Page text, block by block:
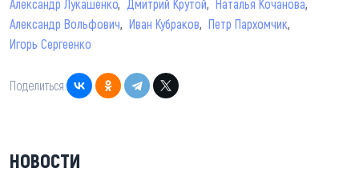
Александр Лукашенко
Дмитрий Крутой
Наталья Кочанова
Александр Вольфович
Иван Кубраков
Петр Пархомчик
Игорь Сергеенко
Поделиться:
НОВОСТИ